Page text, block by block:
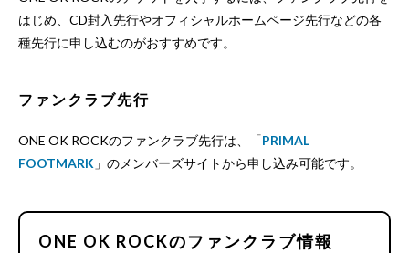
はじめ、CD封入先行やオフィシャルホームページ先行などの各
種先行に申し込むのがおすすめです。
ファンクラブ先行
ONE OK ROCKのファンクラブ先行は、「PRIMAL
FOOTMARK 」のメンバーズサイトから申し込み可能です。
ONE OK ROCKのファンクラブ情報